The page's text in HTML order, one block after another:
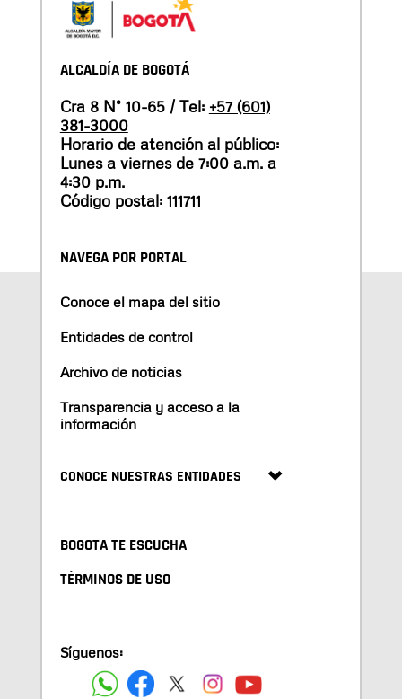
ALCALDÍA DE BOGOTÁ
Cra 8 N° 10-65 / Tel: +57 (601)
381-3000
Horario de atención al público:
Lunes a viernes de 7:00 a.m. a
4:30 p.m.
Código postal: 111711
NAVEGA POR PORTAL
Conoce el mapa del sitio
Entidades de control
Archivo de noticias
Transparencia y acceso a la
información
CONOCE NUESTRAS ENTIDADES
BOGOTA TE ESCUCHA
TÉRMINOS DE USO
Síguenos: